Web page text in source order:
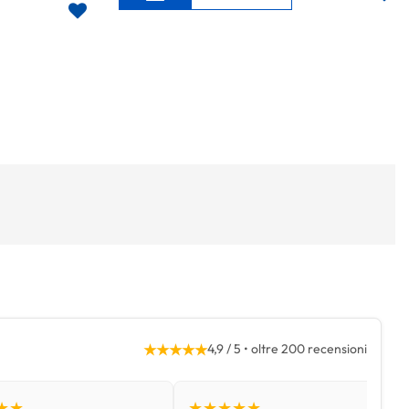
★★★★★4,9 / 5 • oltre 200 recensioni